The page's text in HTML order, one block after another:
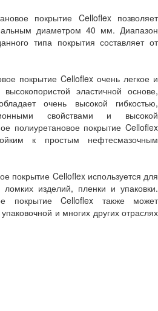
покрытие Celloflex позволяет
диаметром 40 мм. Диапазон
типа покрытия составляет от
покрытие Celloflex очень легкое и
эластичной основе,
очень высокой гибкостью,
свойствами и высокой
полиуретановое покрытие Celloflex
к простым нефтесмазочным
покрытие Celloflex используется для
ломких изделий, пленки и упаковки.
покрытие Celloflex также может
и многих других отраслях